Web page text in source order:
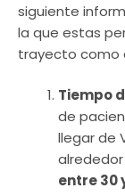
siguiente
la que estas
trayecto como
Tiempo
de
llegar de
entre 30